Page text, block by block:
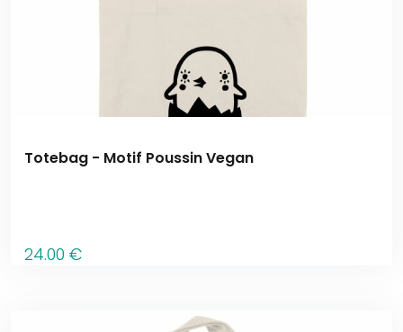
Totebag - Motif Poussin Vegan
24.00 €